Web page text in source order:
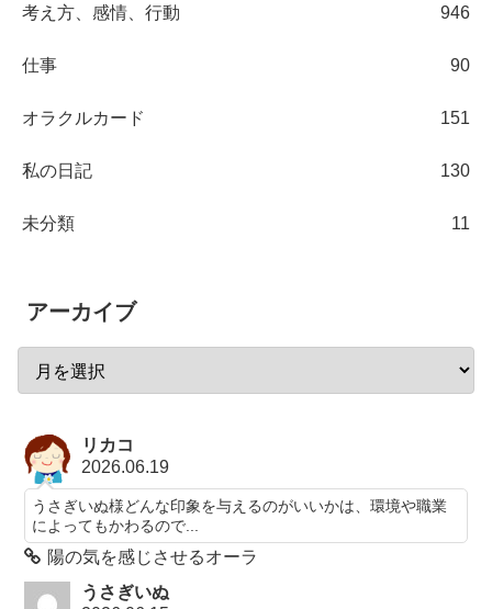
考え方、感情、行動 946
仕事 90
オラクルカード 151
私の日記 130
未分類 11
アーカイブ
リカコ
2026.06.19
うさぎいぬ様どんな印象を与えるのがいいかは、環境や職業
によってもかわるので...
陽の気を感じさせるオーラ
うさぎいぬ